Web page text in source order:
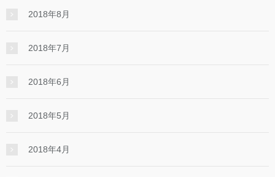
2018年8月
2018年7月
2018年6月
2018年5月
2018年4月